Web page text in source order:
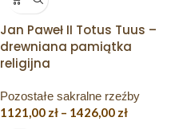
Jan Paweł II Totus Tuus –
drewniana pamiątka
religijna
Pozostałe sakralne rzeźby
1121,00 zł – 1426,00 zł